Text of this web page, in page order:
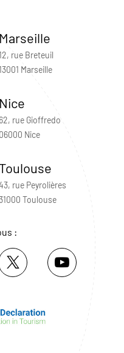
Marseille
rue Breteuil
Marseille
Nice
62, rue Gioffredo
06000 Nice
Toulouse
rue Peyrolières
Toulouse
: